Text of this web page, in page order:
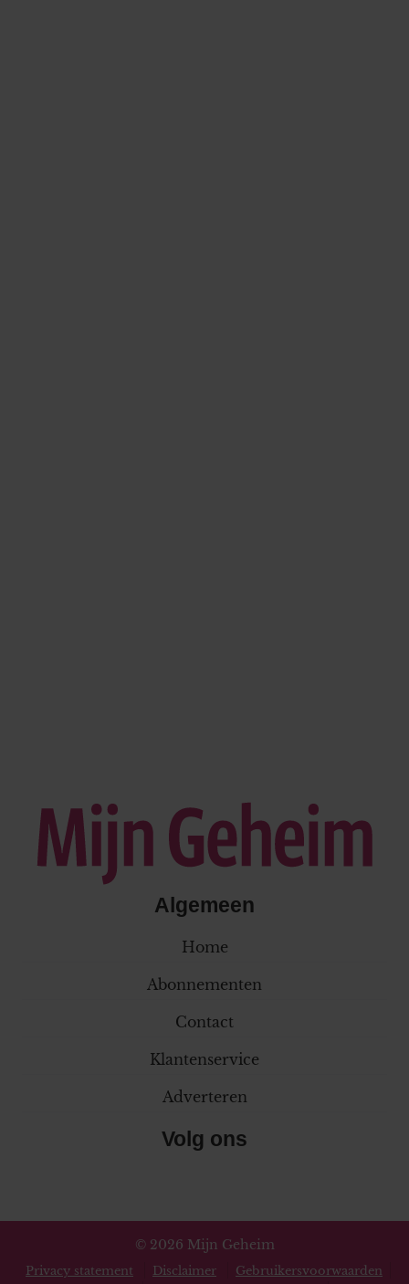
Algemeen
Home
Abonnementen
Contact
Klantenservice
Adverteren
Volg ons
© 2026 Mijn Geheim
Privacy statement Disclaimer
Gebruikersvoorwaarden